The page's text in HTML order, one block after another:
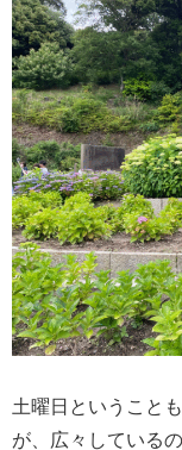
土曜日ということ
が、広々している